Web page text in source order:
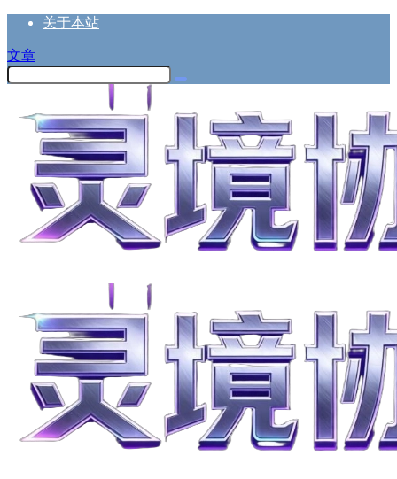
关于本站
文章